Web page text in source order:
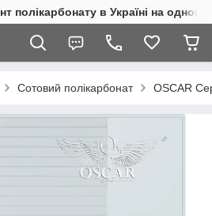
полікарбонату в Україні на одному
Сотовий полікарбонат OSCAR